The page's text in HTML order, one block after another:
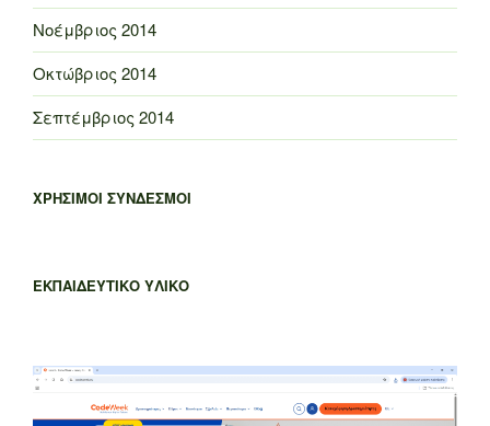
Νοέμβριος 2014
Οκτώβριος 2014
Σεπτέμβριος 2014
ΧΡΗΣΙΜΟΙ ΣΥΝΔΕΣΜΟΙ
ΕΚΠΑΙΔΕΥΤΙΚΟ ΥΛΙΚΟ